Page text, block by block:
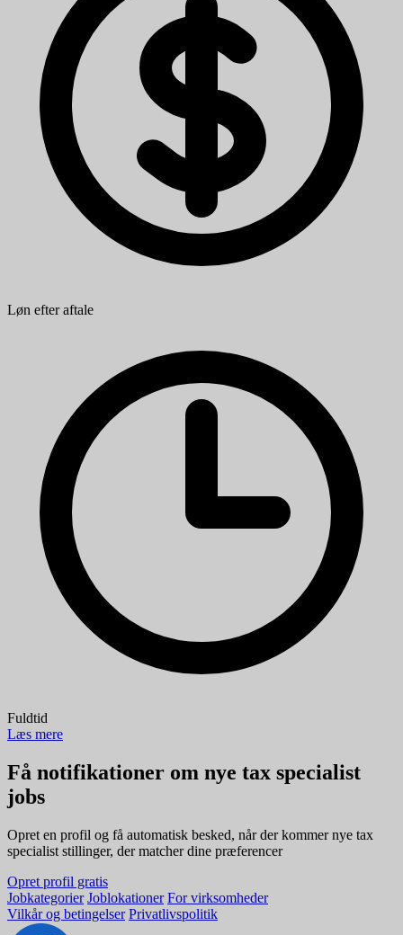
Løn efter aftale
Fuldtid
Læs mere
Få notifikationer om nye tax specialist
jobs
Opret en profil og få automatisk besked, når der kommer nye tax
specialist stillinger, der matcher dine præferencer
Opret profil gratis
Jobkategorier Joblokationer For virksomheder
Vilkår og betingelser Privatlivspolitik